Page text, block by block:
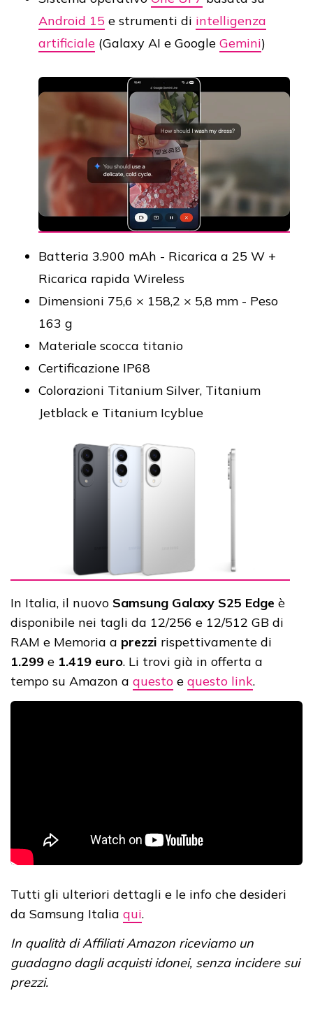
Android 15 e strumenti di intelligenza
artificiale (Galaxy AI e Google Gemini)
Batteria 3.900 mAh - Ricarica a 25 W +
Ricarica rapida Wireless
Dimensioni 75,6 × 158,2 × 5,8 mm - Peso
163 g
Materiale scocca titanio
Certificazione IP68
Colorazioni Titanium Silver, Titanium
Jetblack e Titanium Icyblue
In Italia, il nuovo Samsung Galaxy S25 Edge è
disponibile nei tagli da 12/256 e 12/512 GB di
RAM e Memoria a prezzi rispettivamente di
1.299 e 1.419 euro. Li trovi già in offerta a
tempo su Amazon a questo e questo link.
Tutti gli ulteriori dettagli e le info che desideri
da Samsung Italia qui.
In qualità di Affiliati Amazon riceviamo un
guadagno dagli acquisti idonei, senza incidere sui
prezzi.